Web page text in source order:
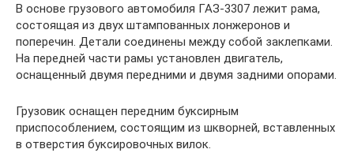
В основе грузового автомобиля ГАЗ-3307 лежит рама,
состоящая из двух штампованных лонжеронов и
поперечин. Детали соединены между собой заклепками.
На передней части рамы установлен двигатель,
оснащенный двумя передними и двумя задними опорами.
Грузовик оснащен передним буксирным
приспособлением, состоящим из шкворней, вставленных
в отверстия буксировочных вилок.